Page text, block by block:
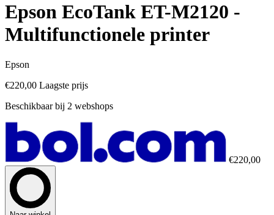
Epson EcoTank ET-M2120 -
Multifunctionele printer
Epson
€220,00 Laagste prijs
Beschikbaar bij 2 webshops
€220,00